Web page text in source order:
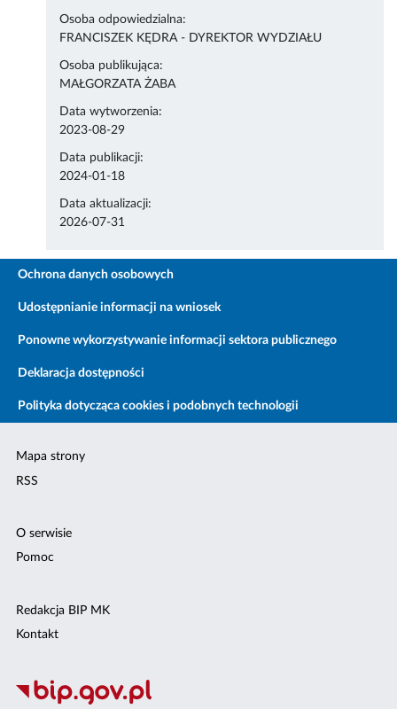
Osoba odpowiedzialna:
FRANCISZEK KĘDRA - DYREKTOR WYDZIAŁU
Osoba publikująca:
MAŁGORZATA ŻABA
Data wytworzenia:
2023-08-29
Data publikacji:
2024-01-18
Data aktualizacji:
2026-07-31
Ochrona danych osobowych
Udostępnianie informacji na wniosek
Ponowne wykorzystywanie informacji sektora publicznego
Deklaracja dostępności
Polityka dotycząca cookies i podobnych technologii
Mapa strony
RSS
O serwisie
Pomoc
Redakcja BIP MK
Kontakt